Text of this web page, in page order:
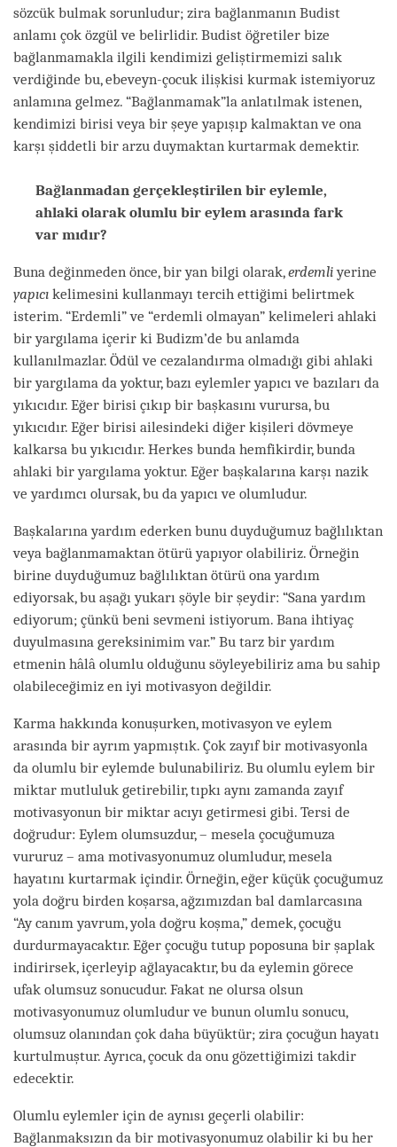
sözcük bulmak sorunludur; zira bağlanmanın Budist
anlamı çok özgül ve belirlidir. Budist öğretiler bize
bağlanmamakla ilgili kendimizi geliştirmemizi salık
verdiğinde bu, ebeveyn-çocuk ilişkisi kurmak istemiyoruz
anlamına gelmez. “Bağlanmamak”la anlatılmak istenen,
kendimizi birisi veya bir şeye yapışıp kalmaktan ve ona
karşı şiddetli bir arzu duymaktan kurtarmak demektir.
Bağlanmadan gerçekleştirilen bir eylemle,
ahlaki olarak olumlu bir eylem arasında fark
var mıdır?
Buna değinmeden önce, bir yan bilgi olarak,erdemliyerine
yapıcı kelimesini kullanmayı tercih ettiğimi belirtmek
isterim. “Erdemli” ve “erdemli olmayan” kelimeleri ahlaki
bir yargılama içerir ki Budizm’de bu anlamda
kullanılmazlar. Ödül ve cezalandırma olmadığı gibi ahlaki
bir yargılama da yoktur, bazı eylemler yapıcı ve bazıları da
yıkıcıdır. Eğer birisi çıkıp bir başkasını vurursa, bu
yıkıcıdır. Eğer birisi ailesindeki diğer kişileri dövmeye
kalkarsa bu yıkıcıdır. Herkes bunda hemfikirdir, bunda
ahlaki bir yargılama yoktur. Eğer başkalarına karşı nazik
ve yardımcı olursak, bu da yapıcı ve olumludur.
Başkalarına yardım ederken bunu duyduğumuz bağlılıktan
veya bağlanmamaktan ötürü yapıyor olabiliriz. Örneğin
birine duyduğumuz bağlılıktan ötürü ona yardım
ediyorsak, bu aşağı yukarı şöyle bir şeydir: “Sana yardım
ediyorum; çünkü beni sevmeni istiyorum. Bana ihtiyaç
duyulmasına gereksinimim var.” Bu tarz bir yardım
etmenin hâlâ olumlu olduğunu söyleyebiliriz ama bu sahip
olabileceğimiz en iyi motivasyon değildir.
Karma hakkında konuşurken, motivasyon ve eylem
arasında bir ayrım yapmıştık. Çok zayıf bir motivasyonla
da olumlu bir eylemde bulunabiliriz. Bu olumlu eylem bir
miktar mutluluk getirebilir, tıpkı aynı zamanda zayıf
motivasyonun bir miktar acıyı getirmesi gibi. Tersi de
doğrudur: Eylem olumsuzdur, – mesela çocuğumuza
vururuz – ama motivasyonumuz olumludur, mesela
hayatını kurtarmak içindir. Örneğin, eğer küçük çocuğumuz
yola doğru birden koşarsa, ağzımızdan bal damlarcasına
“Ay canım yavrum, yola doğru koşma,” demek, çocuğu
durdurmayacaktır. Eğer çocuğu tutup poposuna bir şaplak
indirirsek, içerleyip ağlayacaktır, bu da eylemin görece
ufak olumsuz sonucudur. Fakat ne olursa olsun
motivasyonumuz olumludur ve bunun olumlu sonucu,
olumsuz olanından çok daha büyüktür; zira çocuğun hayatı
kurtulmuştur. Ayrıca, çocuk da onu gözettiğimizi takdir
edecektir.
Olumlu eylemler için de aynısı geçerli olabilir:
Bağlanmaksızın da bir motivasyonumuz olabilir ki bu her